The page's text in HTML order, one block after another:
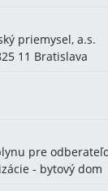
priemysel, a.s.
11 Bratislava
pre
- bytový dom